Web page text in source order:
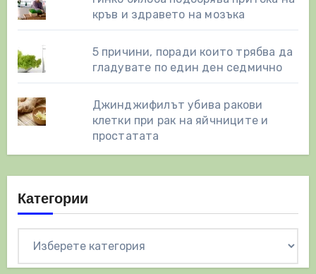
кръв и здравето на мозъка
5 причини, поради които трябва да
гладувате по един ден седмично
Джинджифилът убива ракови
клетки при рак на яйчниците и
простатата
Категории